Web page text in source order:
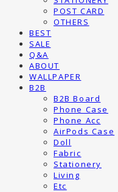
POST CARD
OTHERS
BEST
SALE
Q&A
ABOUT
WALLPAPER
B2B
B2B Board
Phone Case
Phone Acc
AirPods Case
Doll
Fabric
Stationery
Living
Etc